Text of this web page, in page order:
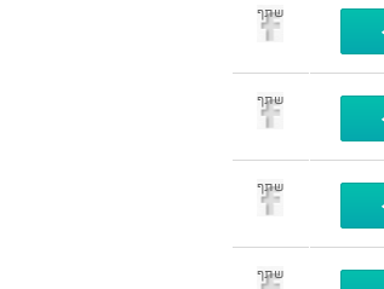
שתף
שתף
שתף
שתף